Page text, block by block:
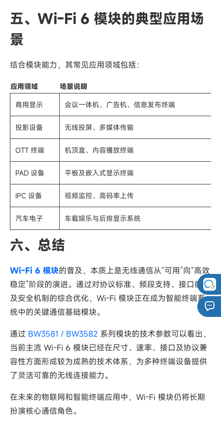
五、Wi-Fi 6 模块的典型应用场
景
结合模块能力，其常见应用领域包括：
应用领域
场景说明
商用显示
会议一体机、广告机、信息发布终端
投影设备 无线投屏、多媒体传输
OTT 终端 机顶盒、内容播放终端
PAD 设备 平板及嵌入式显示终端
IPC 设备 视频监控、高码率上传
汽车电子 车载娱乐与后排显示系统
六、总结
Wi-Fi 6 模块的普及，本质上是无线通信从“可用”向“高效
稳定”阶段的演进。通过对协议标准、频段支持、接口能力
及安全机制的综合优化，Wi-Fi 模块正在成为智能终端系
统中的关键通信基础模块。
通过 BW3581 / BW3582 系列模块的技术参数可以看出，
当前主流 Wi-Fi 6 模块已经在尺寸、速率、接口及协议兼
容性方面形成较为成熟的技术体系，为多种终端设备提供
了灵活可靠的无线连接能力。
在未来的物联网和智能终端应用中，Wi-Fi 模块仍将长期
扮演核心通信角色。